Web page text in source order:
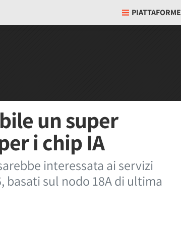
PIATTAFORME
un super
i chip IA
interessata ai servizi
sul nodo 18A di ultima